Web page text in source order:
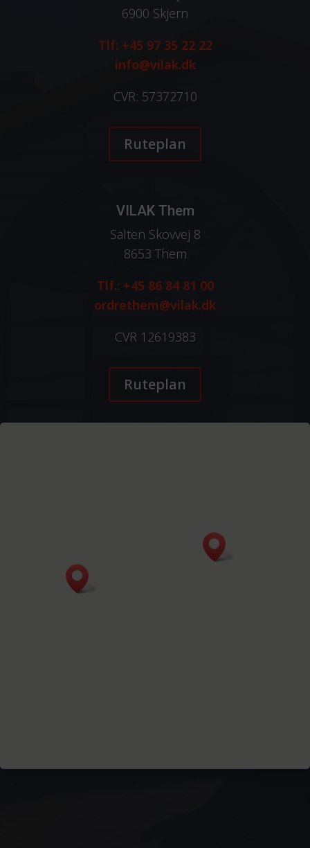
6900 Skjern
Tlf: +45 97 35 22 22
info@vilak.dk
CVR: 57372710
Ruteplan
VILAK Them
Salten Skovvej 8
8653 Them
Tlf.: +45 86 84 81 00
ordrethem@vilak.dk
CVR 12619383
Ruteplan